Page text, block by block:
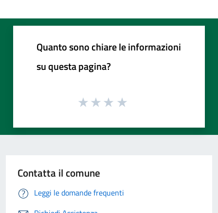
Quanto sono chiare le informazioni
su questa pagina?
Contatta il comune
Leggi le domande frequenti